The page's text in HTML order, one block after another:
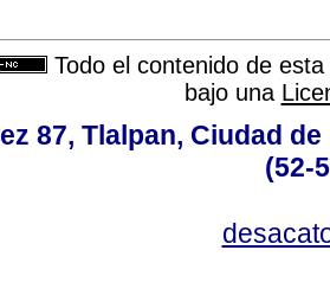
Todo el contenido de
bajo una
87, Tlalpan, Ciudad
(52-